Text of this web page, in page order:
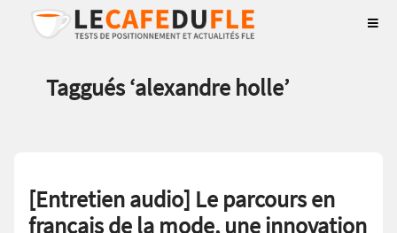
Taggués ‘alexandre holle’
[Entretien audio] Le parcours en
français de la mode, une innovation